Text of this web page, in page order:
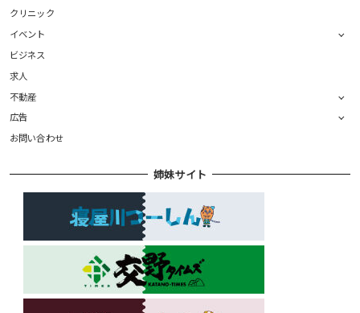
クリニック
イベント
ビジネス
求人
不動産
広告
お問い合わせ
姉妹サイト